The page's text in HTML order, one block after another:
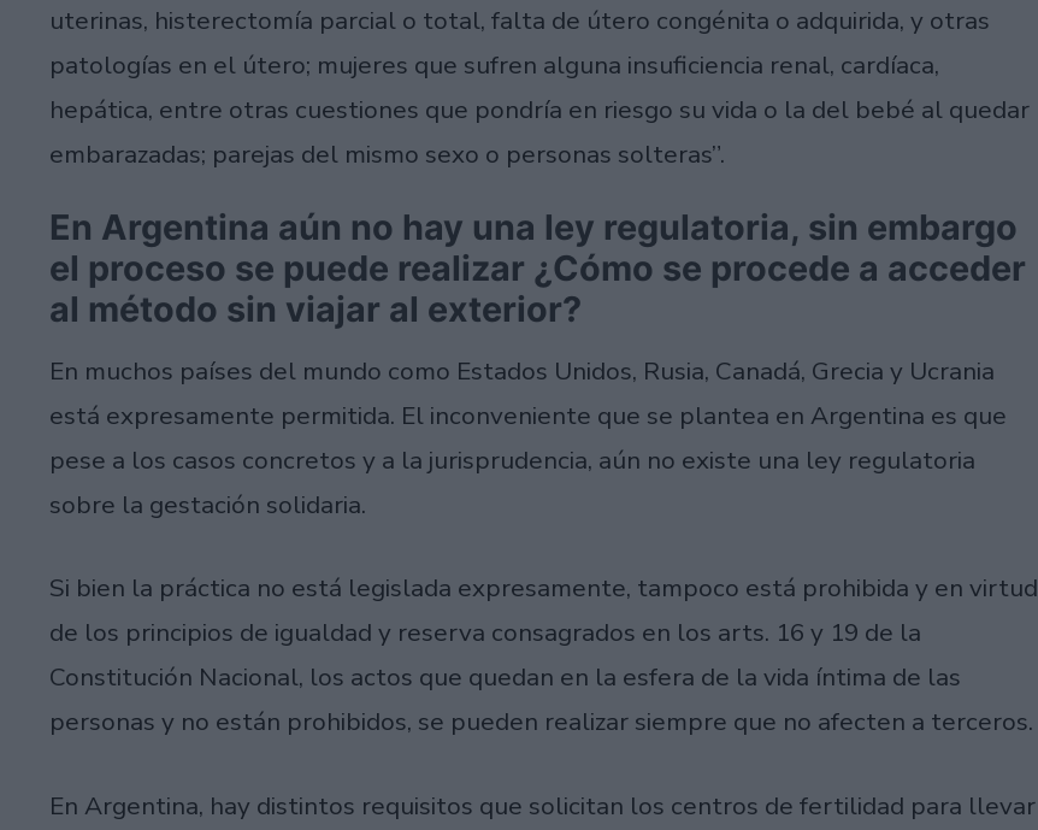
uterinas, histerectomía parcial o total, falta de útero congénita o adquirida, y otras
patologías en el útero; mujeres que sufren alguna insuficiencia renal, cardíaca,
hepática, entre otras cuestiones que pondría en riesgo su vida o la del bebé al quedar
embarazadas; parejas del mismo sexo o personas solteras”.
En Argentina aún no hay una ley regulatoria, sin embargo
el proceso se puede realizar ¿Cómo se procede a acceder
al método sin viajar al exterior?
En muchos países del mundo como Estados Unidos, Rusia, Canadá, Grecia y Ucrania
está expresamente permitida. El inconveniente que se plantea en Argentina es que
pese a los casos concretos y a la jurisprudencia, aún no existe una ley regulatoria
sobre la gestación solidaria.
Si bien la práctica no está legislada expresamente, tampoco está prohibida y en virtud
de los principios de igualdad y reserva consagrados en los arts. 16 y 19 de la
Constitución Nacional, los actos que quedan en la esfera de la vida íntima de las
personas y no están prohibidos, se pueden realizar siempre que no afecten a terceros.
En Argentina, hay distintos requisitos que solicitan los centros de fertilidad para llevar